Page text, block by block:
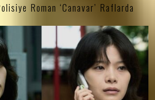
Roman ‘Canavar’ Raflarda